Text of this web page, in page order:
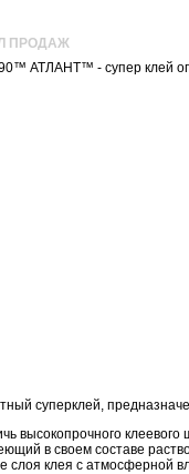
ПРОДАЖ
АТЛАНТ™ - супер клей
суперклей,
высокопрочного
в своем составе
слоя клея с атмосферной